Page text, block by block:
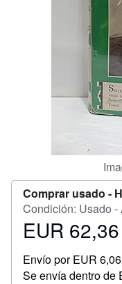
Comprar usado -
Condición: Usado -
Precio
62,36
EUR 62,36
Envío por EUR 6,06
Se envía dentro de